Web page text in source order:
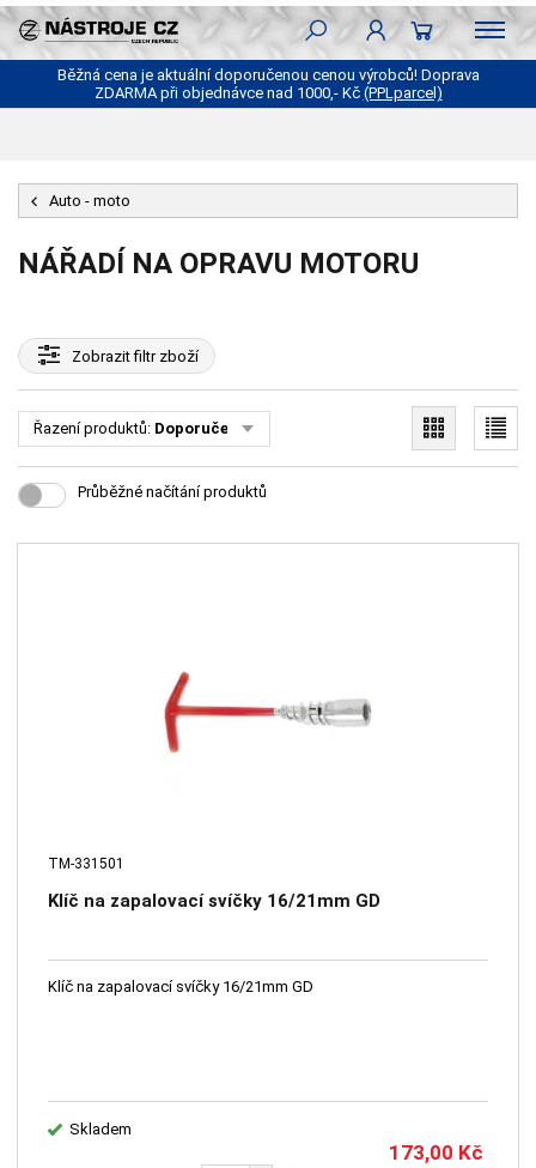
Běžná cena je aktuální doporučenou cenou výrobců! Doprava
ZDARMA při objednávce nad 1000,- Kč (PPLparcel)
Auto - moto
NÁŘADÍ NA OPRAVU MOTORU
Zobrazitfiltr zboží
Řazení produktů: Doporučené
Průběžné načítání produktů
TM-331501
Klíč na zapalovací svíčky 16/21mm GD
Klíč na zapalovací svíčky 16/21mm GD
Skladem
173,00 Kč